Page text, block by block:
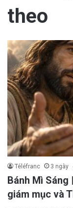
theo
Téléfranc 3 ngày
Bánh Mì Sáng
giám mục và